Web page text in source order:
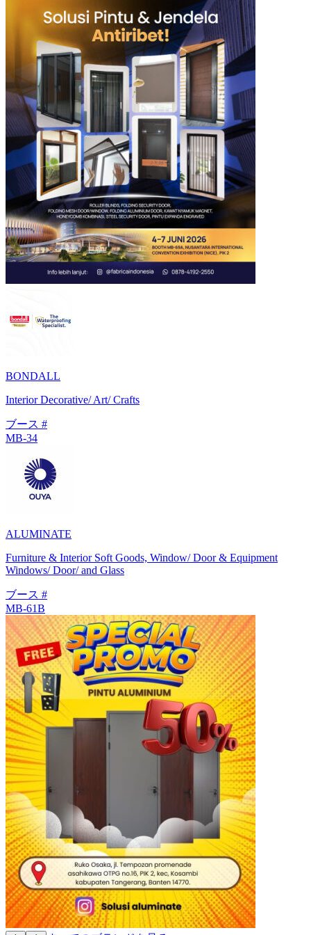
BONDALL
Interior Decorative/ Art/ Crafts
ブース #
MB-34
ALUMINATE
Furniture & Interior Soft Goods, Window/ Door & Equipment
Windows/ Door/ and Glass
ブース #
MB-61B